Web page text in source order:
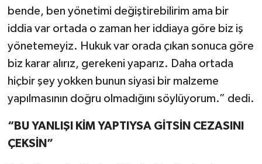
bende, ben yönetimi değiştirebilirim ama bir
iddia var ortada o zaman her iddiaya göre biz iş
yönetemeyiz. Hukuk var orada çıkan sonuca göre
biz karar alırız, gerekeni yaparız. Daha ortada
hiçbir şey yokken bunun siyasi bir malzeme
yapılmasının doğru olmadığını söylüyorum.” dedi.
“BU YANLIŞI KİM YAPTIYSA GİTSİN CEZASINI
ÇEKSİN”